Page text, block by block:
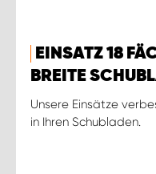
EINSATZ 18
BREITE
Unsere Einsätze
in Ihren Schubladen.